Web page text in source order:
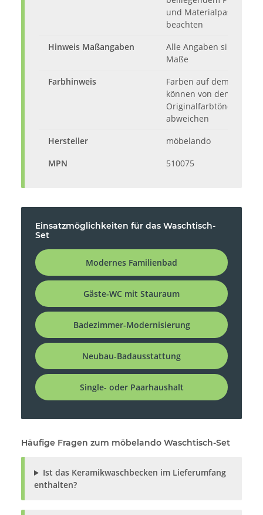
und Materialpass
beachten
Hinweis Maßangaben
Alle Angaben sind ca.-
Maße
Farbhinweis
Farben auf dem Monitor
können von den
Originalfarbtönen
abweichen
Hersteller
möbelando
MPN
510075
Einsatzmöglichkeiten für das Waschtisch-
Set
Modernes Familienbad
Gäste-WC mit Stauraum
Badezimmer-Modernisierung
Neubau-Badausstattung
Single- oder Paarhaushalt
Häufige Fragen zum möbelando Waschtisch-Set
Ist das Keramikwaschbecken im Lieferumfang
enthalten?